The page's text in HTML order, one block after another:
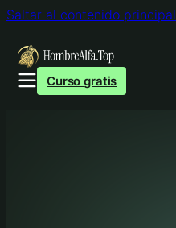
Saltar al contenido principal
Curso gratis